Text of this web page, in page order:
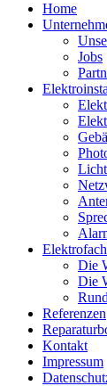
Home
Jobs
Die
Die
Referenzen
Kontakt
Impressum